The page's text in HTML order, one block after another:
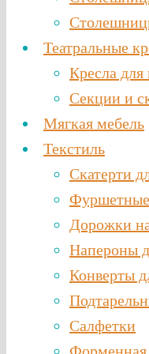
Театральные
Кресла для
Секции и
Мягкая мебель
Текстиль
Скатерти
Дорожки
Напероны
Конверты
Салфетки